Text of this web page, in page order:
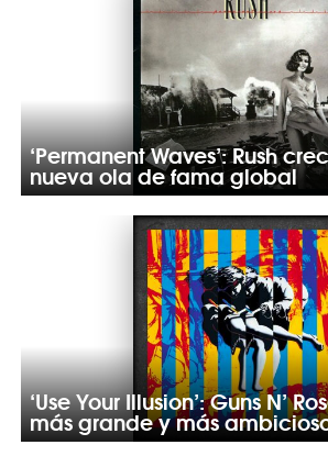
‘Permanent Waves’: Rush
nueva ola de fama global
‘Use Your Illusion’: Guns N’
más grande y más